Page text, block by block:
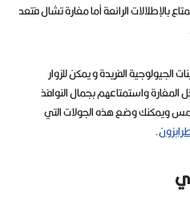
بالإطلالات الرائعة أما مغارة تشال فتعد
الجيولوجية الفريدة و يمكن للزوار
المغارة واستمتاعهم بجمال النوافذ
ويمكنك وضع هذه الجولات التي
.